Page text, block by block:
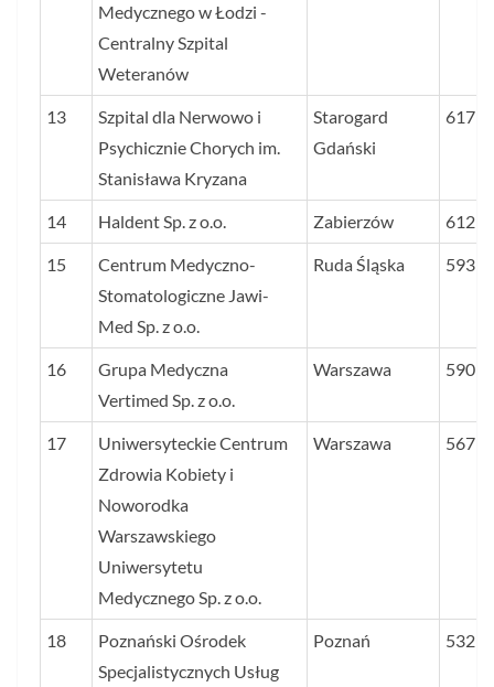
Medycznego w Łodzi -
Centralny Szpital
Weteranów
13
Szpital dla Nerwowo i
Psychicznie Chorych im.
Stanisława Kryzana
Starogard
Gdański
617
14 Haldent Sp. z o.o. Zabierzów 612
15
Centrum Medyczno-
Stomatologiczne Jawi-
Med Sp. z o.o.
Ruda Śląska 593
16
Grupa Medyczna
Vertimed Sp. z o.o.
Warszawa 590
17
Uniwersyteckie Centrum
Zdrowia Kobiety i
Noworodka
Warszawskiego
Uniwersytetu
Medycznego Sp. z o.o.
Warszawa 567
18
Poznański Ośrodek
Specjalistycznych Usług
Poznań 532